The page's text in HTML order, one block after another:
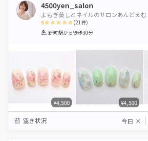
4500yen_salon
よもぎ蒸しとネイルのサロンあんどえむ
5
1 2 3 4 5
(21件)
新町駅から徒歩30分
¥4,500 ¥4,500
空き状況 今日 ×